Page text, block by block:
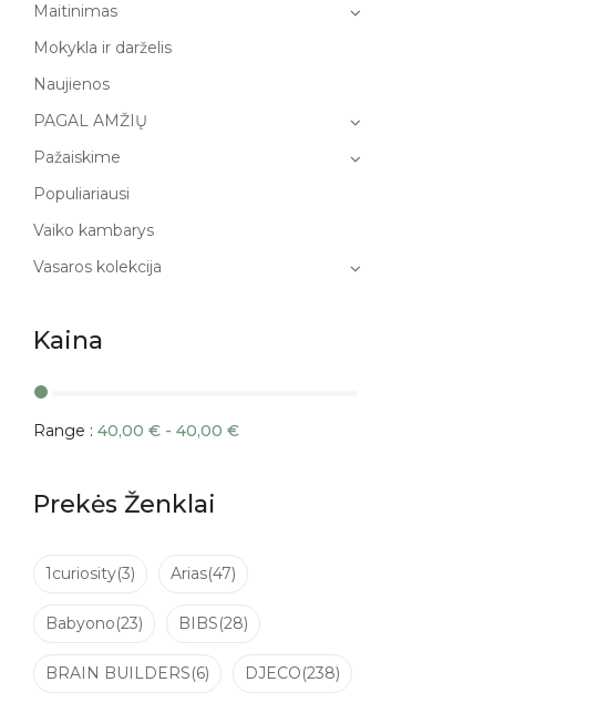
Maitinimas
Mokykla ir darželis
Naujienos
PAGAL AMŽIŲ
Pažaiskime
Populiariausi
Vaiko kambarys
Vasaros kolekcija
Kaina
Range : 40,00 € - 40,00 €
Prekės Ženklai
1curiosity(3) Arias(47)
Babyono(23) BIBS(28)
BRAIN BUILDERS(6) DJECO(238)